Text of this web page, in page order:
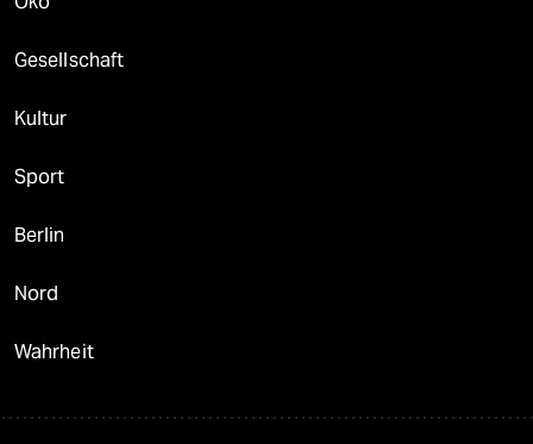
Gesellschaft
Kultur
Sport
Berlin
Nord
Wahrheit